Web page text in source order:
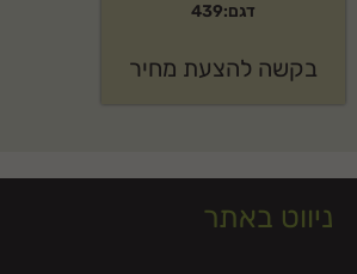
דגם:439
בקשה להצעת מחיר
ניווט באתר